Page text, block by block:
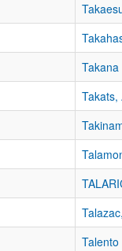
Takats,
Talento